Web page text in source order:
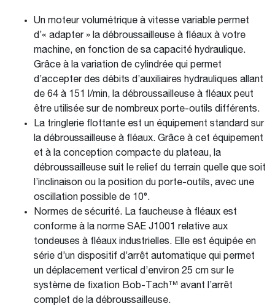
Un moteur volumétrique à vitesse variable permet
d’« adapter » la débroussailleuse à fléaux à votre
machine, en fonction de sa capacité hydraulique.
Grâce à la variation de cylindrée qui permet
d’accepter des débits d’auxiliaires hydrauliques allant
de 64 à 151 l/min, la débroussailleuse à fléaux peut
être utilisée sur de nombreux porte-outils différents.
La tringlerie flottante est un équipement standard sur
la débroussailleuse à fléaux. Grâce à cet équipement
et à la conception compacte du plateau, la
débroussailleuse suit le relief du terrain quelle que soit
l’inclinaison ou la position du porte-outils, avec une
oscillation possible de 10°.
Normes de sécurité. La faucheuse à fléaux est
conforme à la norme SAE J1001 relative aux
tondeuses à fléaux industrielles. Elle est équipée en
série d’un dispositif d’arrêt automatique qui permet
un déplacement vertical d’environ 25 cm sur le
système de fixation Bob-Tach™ avant l’arrêt
complet de la débroussailleuse.